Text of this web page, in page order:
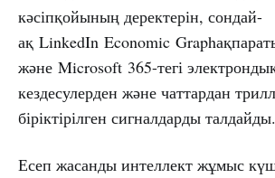
кәсіпқойының деректерін, сондай-
ақ LinkedIn Economic
және Microsoft 365-тегі
кездесулерден және чаттардан
біріктірілген сигналдарды талдайды.
Есеп жасанды интеллект жұмыс